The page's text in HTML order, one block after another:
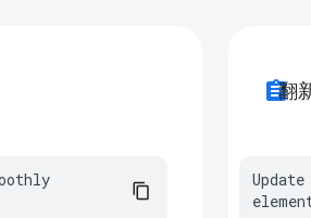
assignment翻